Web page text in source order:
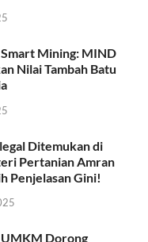
Mining: MIND
Nilai Tambah Batu
Ditemukan di
Pertanian Amran
Penjelasan Gini!
Dorong